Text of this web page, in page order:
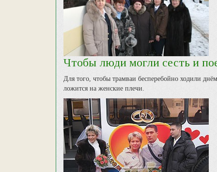
Чтобы люди могли сесть и
Для того, чтобы трамваи бесперебойно ходили
ложится на женские плечи.